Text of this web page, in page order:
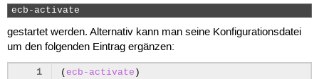
ecb-activate
gestartet werden. Alternativ kann man seine Konfigurationsdatei
um den folgenden Eintrag ergänzen:
1 ( ecb-activate )